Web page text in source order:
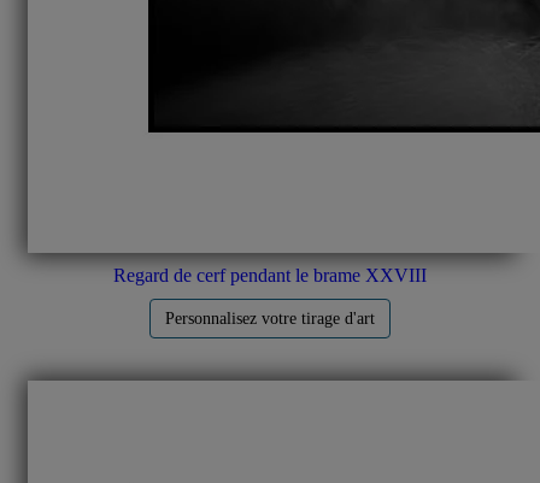
Regard de cerf pendant le brame XXVIII
Personnalisez votre tirage d'art